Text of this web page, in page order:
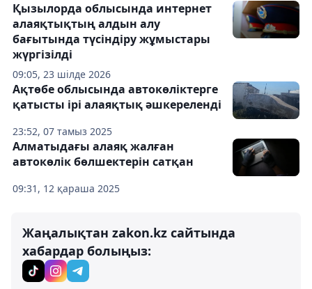
09:05, 23 шілде 2026
Қызылорда облысында интернет
алаяқтықтың алдын алу
бағытында түсіндіру жұмыстары
жүргізілді
23:52, 07 тамыз 2025
Ақтөбе облысында автокөліктерге
қатысты ірі алаяқтық әшкереленді
09:31, 12 қараша 2025
Алматыдағы алаяқ жалған
автокөлік бөлшектерін сатқан
Жаңалықтан zakon.kz сайтында
хабардар болыңыз: